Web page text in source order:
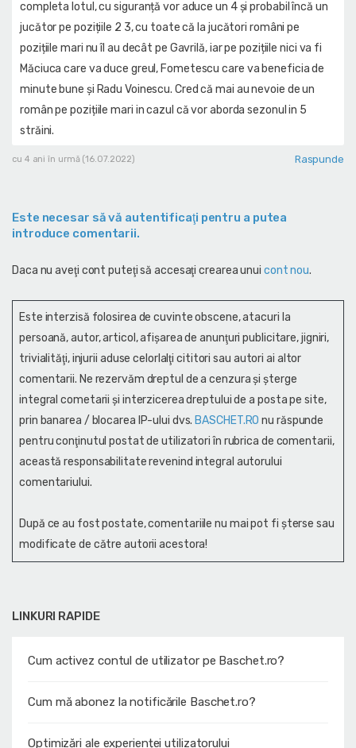
LINKURI RAPIDE
Cum activez contul de utilizator pe Baschet.ro?
Cum mă abonez la notificările Baschet.ro?
Optimizări ale experienței utilizatorului
completa lotul, cu siguranță vor aduce un 4 și probabil încă un
jucător pe pozițiile 2 3, cu toate că la jucători români pe
pozițiile mari nu îl au decât pe Gavrilă, iar pe pozițiile nici va fi
Măciuca care va duce greul, Fometescu care va beneficia de
minute bune și Radu Voinescu. Cred că mai au nevoie de un
român pe pozițiile mari in cazul că vor aborda sezonul in 5
străini.
cu 4 ani în urmă (16.07.2022) Raspunde
Este necesar să vă autentificaţi pentru a putea
introduce comentarii.
Daca nu aveţi cont puteţi să accesaţi crearea unui cont nou.
Este interzisă folosirea de cuvinte obscene, atacuri la
persoană, autor, articol, afişarea de anunţuri publicitare, jigniri,
trivialităţi, injurii aduse celorlalţi cititori sau autori ai altor
comentarii. Ne rezervăm dreptul de a cenzura și şterge
integral cometarii și interzicerea dreptului de a posta pe site,
prin banarea / blocarea IP-ului dvs. BASCHET.RO nu răspunde
pentru conţinutul postat de utilizatori în rubrica de comentarii,
această responsabilitate revenind integral autorului
comentariului.
După ce au fost postate, comentariile nu mai pot fi șterse sau
modificate de către autorii acestora!